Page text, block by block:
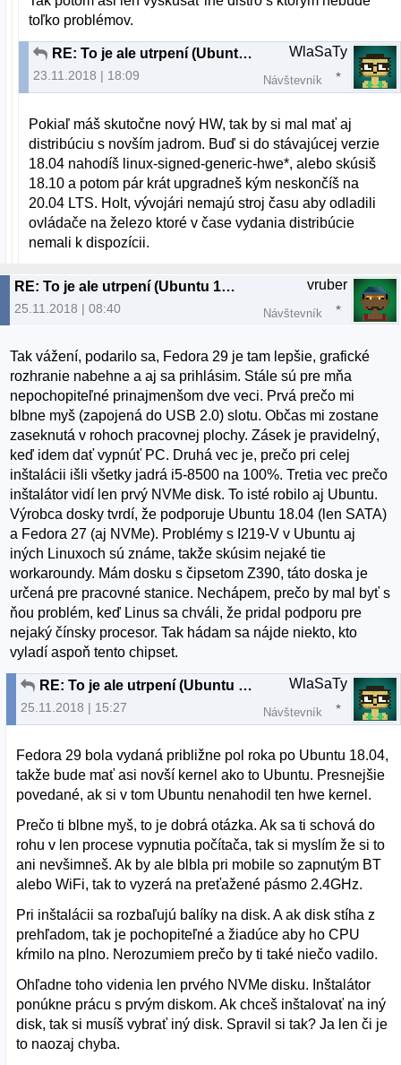
toľko problémov.
RE: To je ale utrpení (Ubuntu 18.04.1)
23.11.2018 | 18:09
WlaSaTy
Návštevník
Pokiaľ máš skutočne nový HW, tak by si mal mať aj
distribúciu s novším jadrom. Buď si do stávajúcej verzie
18.04 nahodíš linux-signed-generic-hwe*, alebo skúsiš
18.10 a potom pár krát upgradneš kým neskončíš na
20.04 LTS. Holt, vývojári nemajú stroj času aby odladili
ovládače na železo ktoré v čase vydania distribúcie
nemali k dispozícii.
RE: To je ale utrpení (Ubuntu 18.04.1)
25.11.2018 | 08:40
vruber
Návštevník
Tak vážení, podarilo sa, Fedora 29 je tam lepšie, grafické
rozhranie nabehne a aj sa prihlásim. Stále sú pre mňa
nepochopiteľné prinajmenšom dve veci. Prvá prečo mi
blbne myš (zapojená do USB 2.0) slotu. Občas mi zostane
zaseknutá v rohoch pracovnej plochy. Zásek je pravidelný,
keď idem dať vypnúť PC. Druhá vec je, prečo pri celej
inštalácii išli všetky jadrá i5-8500 na 100%. Tretia vec prečo
inštalátor vidí len prvý NVMe disk. To isté robilo aj Ubuntu.
Výrobca dosky tvrdí, že podporuje Ubuntu 18.04 (len SATA)
a Fedora 27 (aj NVMe). Problémy s I219-V v Ubuntu aj
iných Linuxoch sú známe, takže skúsim nejaké tie
workaroundy. Mám dosku s čipsetom Z390, táto doska je
určená pre pracovné stanice. Nechápem, prečo by mal byť s
ňou problém, keď Linus sa chváli, že pridal podporu pre
nejaký čínsky procesor. Tak hádam sa nájde niekto, kto
vyladí aspoň tento chipset.
RE: To je ale utrpení (Ubuntu 18.04.1)
25.11.2018 | 15:27
WlaSaTy
Návštevník
Fedora 29 bola vydaná približne pol roka po Ubuntu 18.04,
takže bude mať asi novší kernel ako to Ubuntu. Presnejšie
povedané, ak si v tom Ubuntu nenahodil ten hwe kernel.
Prečo ti blbne myš, to je dobrá otázka. Ak sa ti schová do
rohu v len procese vypnutia počítača, tak si myslím že si to
ani nevšimneš. Ak by ale blbla pri mobile so zapnutým BT
alebo WiFi, tak to vyzerá na preťažené pásmo 2.4GHz.
Pri inštalácii sa rozbaľujú balíky na disk. A ak disk stíha z
prehľadom, tak je pochopiteľné a žiadúce aby ho CPU
kŕmilo na plno. Nerozumiem prečo by ti také niečo vadilo.
Ohľadne toho videnia len prvého NVMe disku. Inštalátor
ponúkne prácu s prvým diskom. Ak chceš inštalovať na iný
disk, tak si musíš vybrať iný disk. Spravil si tak? Ja len či je
to naozaj chyba.